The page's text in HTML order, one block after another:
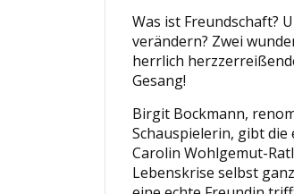
Was ist Freundschaft?
verändern? Zwei
herrlich
Gesang!
Birgit Bockmann,
Schauspielerin, gibt
Carolin Wohlgemut-
Lebenskrise selbst